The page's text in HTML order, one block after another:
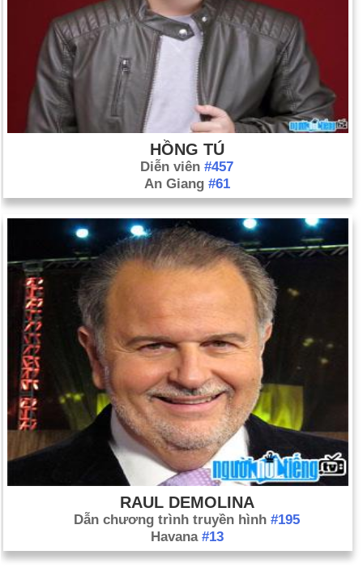
HỒNG TÚ
Diễn viên #457
An Giang #61
RAUL DEMOLINA
Dẫn chương trình truyền hình #195
Havana #13